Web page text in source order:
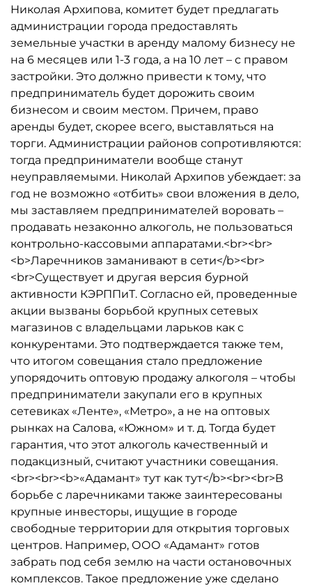
Николая Архипова, комитет будет предлагать
администрации города предоставлять
земельные участки в аренду малому бизнесу не
на 6 месяцев или 1-3 года, а на 10 лет – с правом
застройки. Это должно привести к тому, что
предприниматель будет дорожить своим
бизнесом и своим местом. Причем, право
аренды будет, скорее всего, выставляться на
торги. Администрации районов сопротивляются:
тогда предприниматели вообще станут
неуправляемыми. Николай Архипов убеждает: за
год не возможно «отбить» свои вложения в дело,
мы заставляем предпринимателей воровать –
продавать незаконно алкоголь, не пользоваться
контрольно-кассовыми аппаратами.<br><br>
<b>Ларечников заманивают в сети</b><br>
<br>Существует и другая версия бурной
активности КЭРППиТ. Согласно ей, проведенные
акции вызваны борьбой крупных сетевых
магазинов с владельцами ларьков как с
конкурентами. Это подтверждается также тем,
что итогом совещания стало предложение
упорядочить оптовую продажу алкоголя – чтобы
предприниматели закупали его в крупных
сетевиках «Ленте», «Метро», а не на оптовых
рынках на Салова, «Южном» и т. д. Тогда будет
гарантия, что этот алкоголь качественный и
подакцизный, считают участники совещания.
<br><br><b>«Адамант» тут как тут</b><br><br>В
борьбе с ларечниками также заинтересованы
крупные инвесторы, ищущие в городе
свободные территории для открытия торговых
центров. Например, ООО «Адамант» готов
забрать под себя землю на части остановочных
комплексов. Такое предложение уже сделано